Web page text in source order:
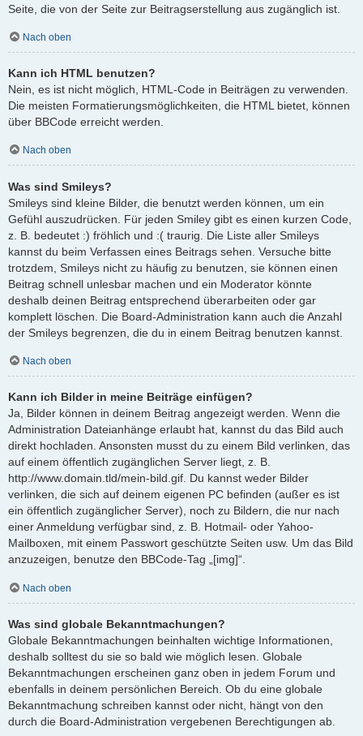
Seite, die von der Seite zur Beitragserstellung aus zugänglich ist.
Nach oben
Kann ich HTML benutzen?
Nein, es ist nicht möglich, HTML-Code in Beiträgen zu verwenden.
Die meisten Formatierungsmöglichkeiten, die HTML bietet, können
über BBCode erreicht werden.
Nach oben
Was sind Smileys?
Smileys sind kleine Bilder, die benutzt werden können, um ein
Gefühl auszudrücken. Für jeden Smiley gibt es einen kurzen Code,
z. B. bedeutet :) fröhlich und :( traurig. Die Liste aller Smileys
kannst du beim Verfassen eines Beitrags sehen. Versuche bitte
trotzdem, Smileys nicht zu häufig zu benutzen, sie können einen
Beitrag schnell unlesbar machen und ein Moderator könnte
deshalb deinen Beitrag entsprechend überarbeiten oder gar
komplett löschen. Die Board-Administration kann auch die Anzahl
der Smileys begrenzen, die du in einem Beitrag benutzen kannst.
Nach oben
Kann ich Bilder in meine Beiträge einfügen?
Ja, Bilder können in deinem Beitrag angezeigt werden. Wenn die
Administration Dateianhänge erlaubt hat, kannst du das Bild auch
direkt hochladen. Ansonsten musst du zu einem Bild verlinken, das
auf einem öffentlich zugänglichen Server liegt, z. B.
http://www.domain.tld/mein-bild.gif. Du kannst weder Bilder
verlinken, die sich auf deinem eigenen PC befinden (außer es ist
ein öffentlich zugänglicher Server), noch zu Bildern, die nur nach
einer Anmeldung verfügbar sind, z. B. Hotmail- oder Yahoo-
Mailboxen, mit einem Passwort geschützte Seiten usw. Um das Bild
anzuzeigen, benutze den BBCode-Tag „[img]“.
Nach oben
Was sind globale Bekanntmachungen?
Globale Bekanntmachungen beinhalten wichtige Informationen,
deshalb solltest du sie so bald wie möglich lesen. Globale
Bekanntmachungen erscheinen ganz oben in jedem Forum und
ebenfalls in deinem persönlichen Bereich. Ob du eine globale
Bekanntmachung schreiben kannst oder nicht, hängt von den
durch die Board-Administration vergebenen Berechtigungen ab.